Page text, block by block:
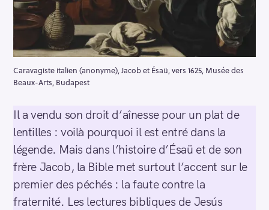
Caravagiste italien (anonyme), Jacob et Ésaü, vers 1625, Musée des
Beaux-Arts, Budapest
Il a vendu son droit d’aînesse pour un plat de
lentilles : voilà pourquoi il est entré dans la
légende. Mais dans l’histoire d’Ésaü et de son
frère Jacob, la Bible met surtout l’accent sur le
premier des péchés : la faute contre la
fraternité. Les lectures bibliques de Jesús